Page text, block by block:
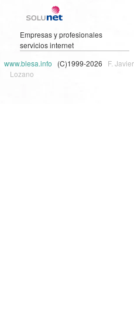
Empresas y profesionales
servicios internet
www.blesa.info (C)1999-2026 F. Javier
Lozano